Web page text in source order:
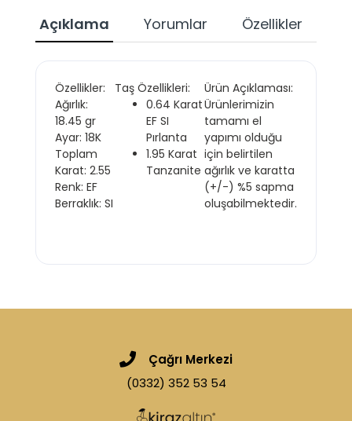
Açıklama Yorumlar Özellikler
Özellikler: Taş Özellikleri:
Ürün Açıklaması:
Ağırlık:
18.45 gr
Ayar: 18K
Toplam
Karat: 2.55
Renk: EF
Berraklık: SI
0.64 Karat
EF SI
Pırlanta
1.95 Karat
Tanzanite
Ürünlerimizin
tamamı el
yapımı olduğu
için belirtilen
ağırlık ve karatta
(+/-) %5 sapma
oluşabilmektedir.
Çağrı Merkezi
(0332) 352 53 54